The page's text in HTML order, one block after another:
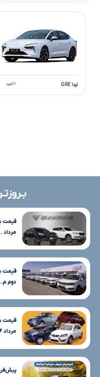
لونا GRE ۱ تیپ
قیمت
مرداد
قیمت
دوم
قیمت
مرداد ۱۴...